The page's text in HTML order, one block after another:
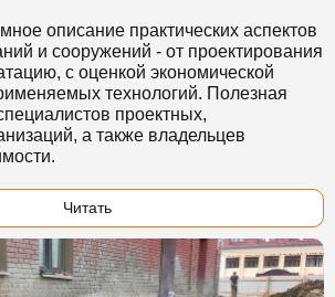
описание практических аспектов
и сооружений - от проектирования
с оценкой экономической
технологий. Полезная
проектных,
а также владельцев
Читать